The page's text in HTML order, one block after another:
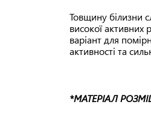
Товщину білизни
високої активних
варіант для
активності та
*МАТЕРІАЛ